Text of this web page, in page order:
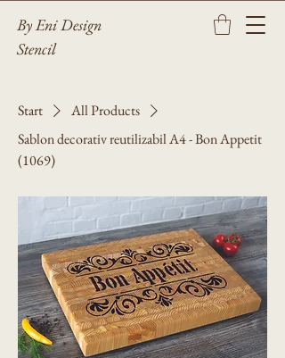
By Eni Design
Stencil
Start
All Products
Sablon decorativ reutilizabil A4 - Bon Appetit
(1069)